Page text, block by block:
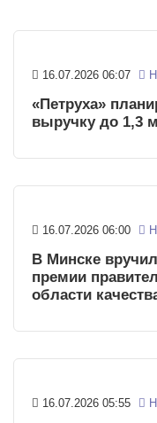
16.07.2026 06:07
«Петруха»
выручку до 1,3
16.07.2026 06:00
В Минске
премии
области
16.07.2026 05:55